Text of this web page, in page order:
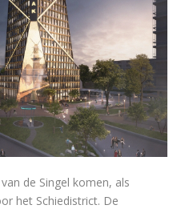
de Singel komen, als
het Schiedistrict. De